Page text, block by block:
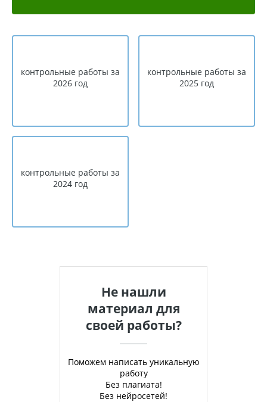
контрольные работы за
2026 год
контрольные работы за
2025 год
контрольные работы за
2024 год
Не нашли
материал для
своей работы?
Поможем написать уникальную
работу
Без плагиата!
Без нейросетей!